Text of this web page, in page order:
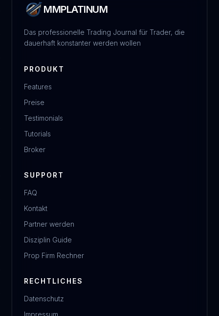
MMPLATINUM
Das professionelle Trading Journal für Trader, die
dauerhaft konstanter werden wollen
PRODUKT
Features
Preise
Testimonials
Tutorials
Broker
SUPPORT
FAQ
Kontakt
Partner werden
Disziplin Guide
Prop Firm Rechner
RECHTLICHES
Datenschutz